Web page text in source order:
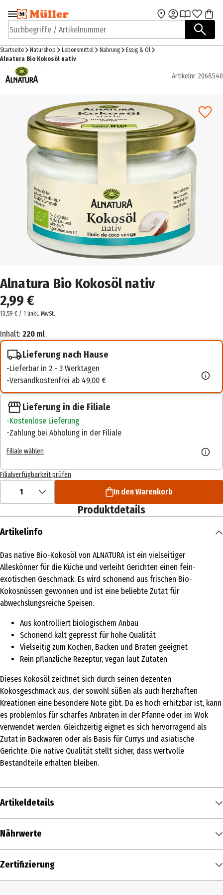
Zur Navigation
springen
Zum Hauptinhalt
Suchbegriffe / Artikelnummer
Startseite Naturshop Lebensmittel Nahrung
Essig & Öl
Alnatura Bio Kokosöl nativ
Artikelnr. 2068540
Alnatura Bio Kokosöl nativ
2,99 €
13,59 € / 1 linkl. MwSt.
Inhalt: 220 ml
Lieferung nach Hause
Lieferbar in 2 - 3 Werktagen
Versandkostenfrei ab 49,00 €
Lieferung in die Filiale
Kostenlose Lieferung
Zahlung bei Abholung in der Filiale
Filiale wählen
Filialverfügbarkeit prüfen
1 In den Warenkorb
Produktdetails
Artikelinfo
Das native Bio-Kokosöl von ALNATURA ist ein vielseitiger
Alleskönner für die Küche und verleiht Gerichten einen fein-
exotischen Geschmack. Es wird schonend aus frischen Bio-
Kokosnüssen gewonnen und ist eine beliebte Zutat für
abwechslungsreiche Speisen.
Aus kontrolliert biologischem Anbau
Schonend kalt gepresst für hohe Qualität
Vielseitig zum Kochen, Backen und Braten geeignet
Rein pflanzliche Rezeptur, vegan laut Zutaten
Dieses Kokosöl zeichnet sich durch seinen dezenten
Kokosgeschmack aus, der sowohl süßen als auch herzhaften
Kreationen eine besondere Note gibt. Da es hoch erhitzbar ist, kann
es problemlos für scharfes Anbraten in der Pfanne oder im Wok
verwendet werden. Gleichzeitig eignet es sich hervorragend als
Zutat in Backwaren oder als Basis für Currys und asiatische
Gerichte. Die native Qualität stellt sicher, dass wertvolle
Bestandteile erhalten bleiben.
Artikeldetails
Inhalt
Produkttyp
Essig & Öl
Nährwerte
Nährwerte je
Zertifizierung